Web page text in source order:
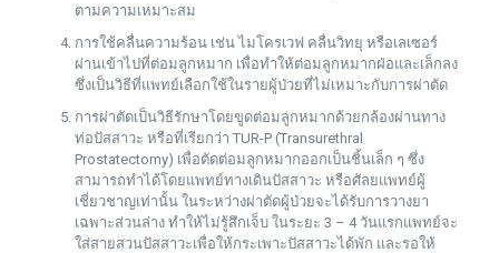
ตามความเหมาะสม
การใช้คลื่นความร้อน เช่น ไมโครเวฟ คลื่นวิทยุ หรือเลเซอร์
ผ่านเข้าไปที่ต่อมลูกหมาก เพื่อทำให้ต่อมลูกหมากฝ่อและเล็กลง
ซึ่งเป็นวิธีที่แพทย์เลือกใช้ในรายผู้ป่วยที่ไม่เหมาะกับการผ่าตัด
การผ่าตัดเป็นวิธีรักษาโดยขูดต่อมลูกหมากด้วยกล้องผ่านทาง
ท่อปัสสาวะ หรือที่เรียกว่า TUR-P (Transurethral
Prostatectomy) เพื่อตัดต่อมลูกหมากออกเป็นชิ้นเล็ก ๆ ซึ่ง
สามารถทำได้โดยแพทย์ทางเดินปัสสาวะ หรือศัลยแพทย์ผู้
เชี่ยวชาญเท่านั้น ในระหว่างผ่าตัดผู้ป่วยจะได้รับการวางยา
เฉพาะส่วนล่าง ทำให้ไม่รู้สึกเจ็บ ในระยะ 3 – 4 วันแรกแพทย์จะ
ใส่สายสวนปัสสาวะเพื่อให้กระเพาะปัสสาวะได้พัก และรอให้